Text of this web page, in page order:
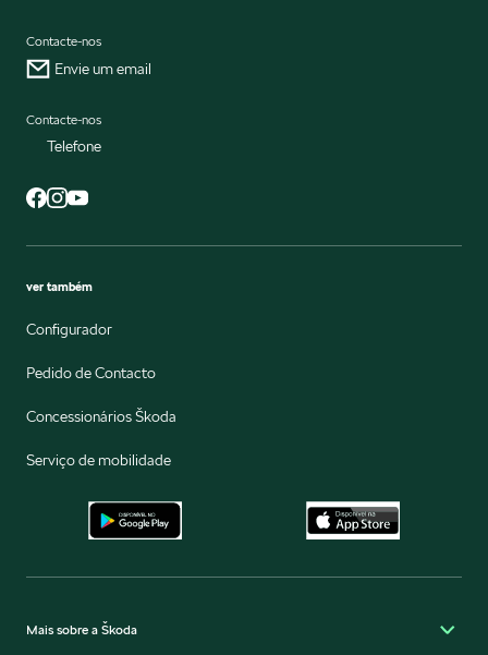
Contacte-nos
Envie um email
Contacte-nos
Telefone
ver também
Configurador
Pedido de Contacto
Concessionários Škoda
Serviço de mobilidade
Mais sobre a Škoda